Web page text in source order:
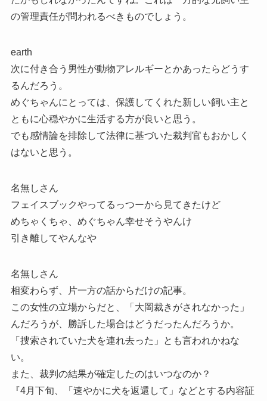
の管理責任が問われるべきものでしょう。
earth
次に付き合う男性が動物アレルギーとかあったらどうす
るんだろう。
めぐちゃんにとっては、保護してくれた新しい飼い主と
ともに心穏やかに生活する方が良いと思う。
でも感情論を排除して法律に基づいた裁判官もおかしく
はないと思う。
名無しさん
フェイスブックやってるっつーから見てきたけど
めちゃくちゃ、めぐちゃん幸せそうやんけ
引き離してやんなや
名無しさん
相変わらず、片一方の話からだけの記事。
この女性の立場からだと、「大岡裁きがされなかった」
んだろうが、勝訴した場合はどうだったんだろうか。
「捜索されていた犬を連れ去った」とも言われかねな
い。
また、裁判の結果が確定したのはいつなのか？
『4月下旬、「速やかに犬を返還して」などとする内容証